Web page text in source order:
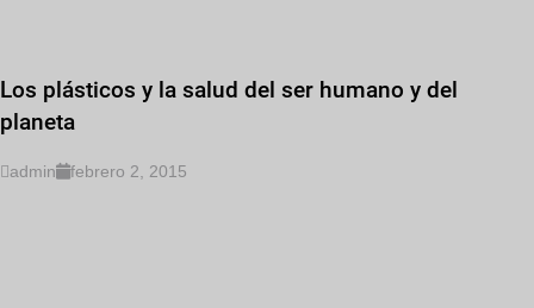
Los plásticos y la salud del ser humano y del
planeta
admin febrero 2, 2015